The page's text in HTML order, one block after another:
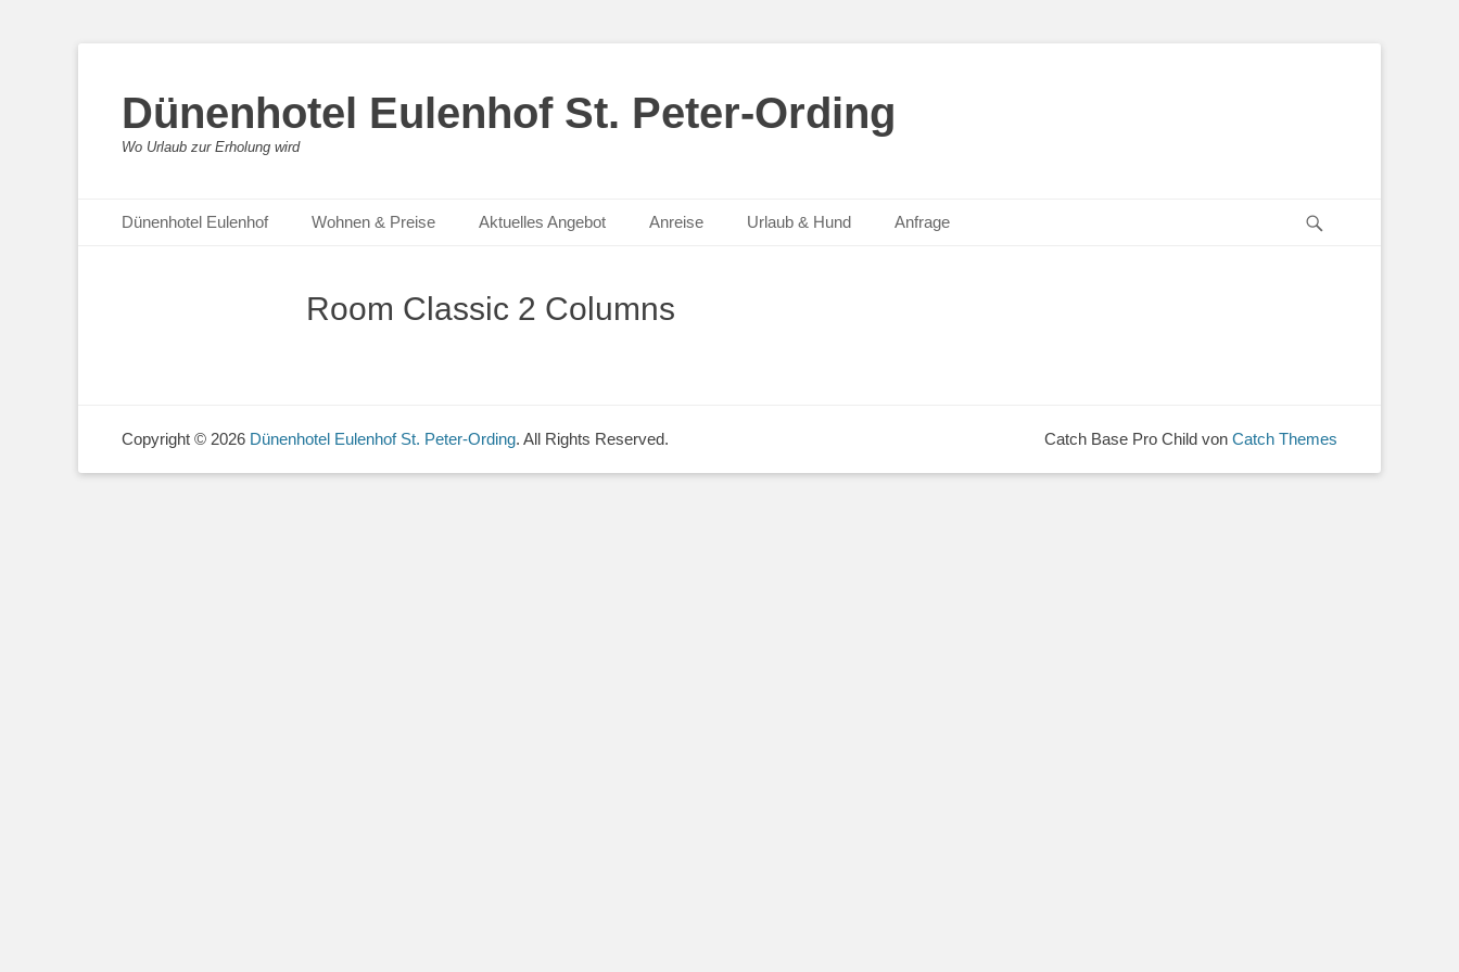
Dünenhotel Eulenhof St. Peter-Ording
Wo Urlaub zur Erholung wird
Primäres Menü
Inhalt
Dünenhotel Eulenhof Wohnen & Preise Aktuelles Angebot Anreise Urlaub & Hund Anfrage
Room Classic 2 Columns
Copyright © 2026 Dünenhotel Eulenhof St. Peter-Ording. All Rights Reserved. Catch Base Pro Child von Catch Themes